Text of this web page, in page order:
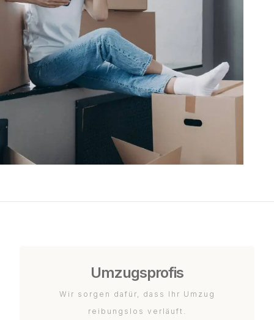
Umzugsprofis
Wir sorgen dafür, dass Ihr Umzug
reibungslos verläuft.